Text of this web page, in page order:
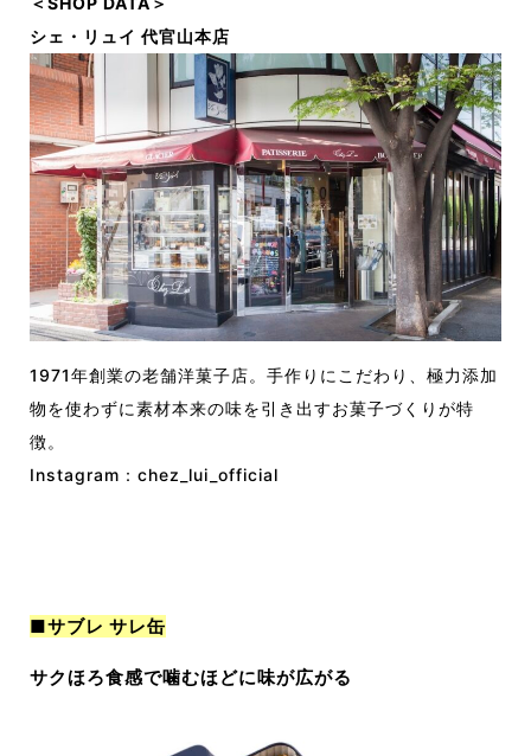
シェ・リュイ 代官山本店
1971年創業の老舗洋菓子店。手作りにこだわり、極力添加
物を使わずに素材本来の味を引き出すお菓子づくりが特
徴。
Instagram： chez_lui_official
■サブレ サレ缶
サクほろ食感で噛むほどに味が広がる